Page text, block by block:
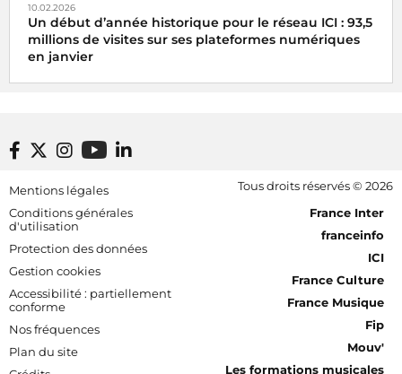
10.02.2026
Un début d’année historique pour le réseau ICI : 93,5
millions de visites sur ses plateformes numériques
en janvier
Footer bottom
Mentions légales
Conditions générales
d'utilisation
Protection des données
Gestion cookies
Accessibilité : partiellement
conforme
Nos fréquences
Plan du site
Tous droits réservés © 2026
[RDF] Pied de page - Mobile
France Inter
franceinfo
ICI
France Culture
France Musique
Fip
Mouv'
Les formations musicales